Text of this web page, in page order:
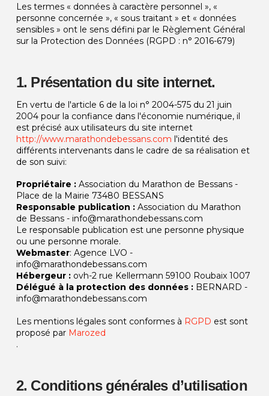
Les termes « données à caractère personnel », «
personne concernée », « sous traitant » et « données
sensibles » ont le sens défini par le Règlement Général
sur la Protection des Données (RGPD : n° 2016-679)
1. Présentation du site internet.
En vertu de l'article 6 de la loi n° 2004-575 du 21 juin
2004 pour la confiance dans l'économie numérique, il
est précisé aux utilisateurs du site internet
http://www.marathondebessans.com l'identité des
différents intervenants dans le cadre de sa réalisation et
de son suivi:
Propriétaire : Association du Marathon de Bessans -
Place de la Mairie 73480 BESSANS
Responsable publication : Association du Marathon
de Bessans - info@marathondebessans.com
Le responsable publication est une personne physique
ou une personne morale.
Webmaster: Agence LVO -
info@marathondebessans.com
Hébergeur : ovh-2 rue Kellermann 59100 Roubaix 1007
Délégué à la protection des données : BERNARD -
info@marathondebessans.com
Les mentions légales sont conformes à RGPD est sont
proposé par Marozed
.
2. Conditions générales d’utilisation